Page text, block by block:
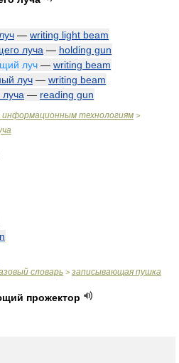
— writing light beam
луча — holding gun
луч — writing beam
луч — writing beam
— reading gun
информационным технологиям >
словарь > записывающая пушка
прожектор